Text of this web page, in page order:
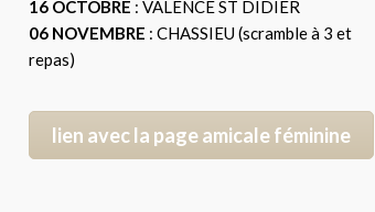
16 OCTOBRE : VALENCE ST DIDIER
06 NOVEMBRE : CHASSIEU (scramble à 3 et
repas)
lien avec la page amicale féminine